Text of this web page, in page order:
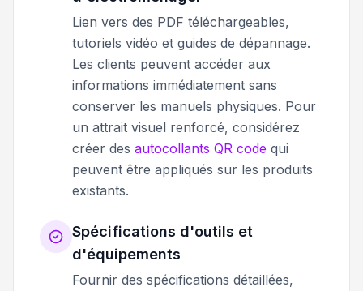
Lien vers des PDF téléchargeables,
tutoriels vidéo et guides de dépannage.
Les clients peuvent accéder aux
informations immédiatement sans
conserver les manuels physiques. Pour
un attrait visuel renforcé, considérez
créer des autocollants QR code qui
peuvent être appliqués sur les produits
existants.
Spécifications d'outils et
d'équipements
Fournir des spécifications détaillées,